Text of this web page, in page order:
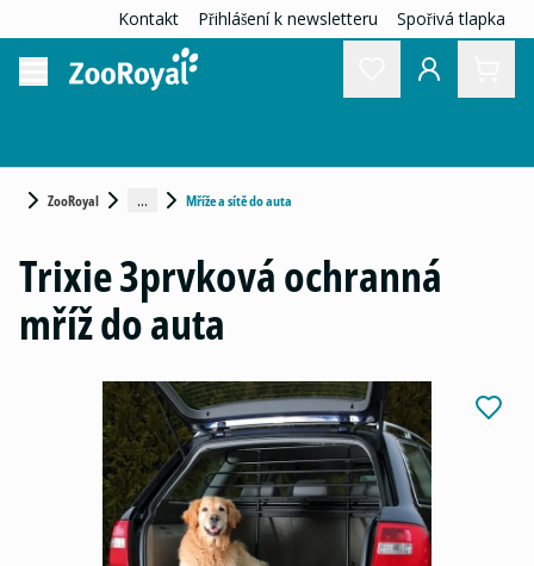
Kontakt Přihlášení k newsletteru Spořivá tlapka
ZooRoyal ... Mříže a sítě do auta
Trixie 3prvková ochranná
mříž do auta